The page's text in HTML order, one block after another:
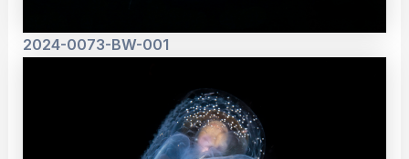
2024-0073-BW-001